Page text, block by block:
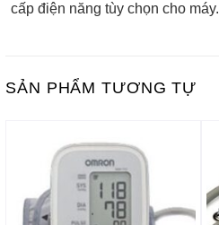
cấp điện năng tùy chọn cho máy.
SẢN PHẨM TƯƠNG TỰ